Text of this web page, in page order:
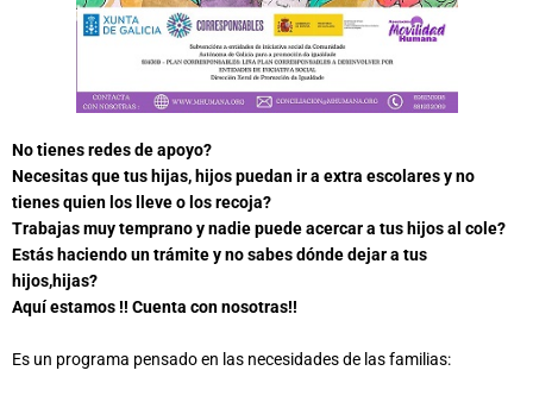
No tienes redes de apoyo?
Necesitas que tus hijas, hijos puedan ir a extra escolares y no
tienes quien los lleve o los recoja?
Trabajas muy temprano y nadie puede acercar a tus hijos al cole?
Estás haciendo un trámite y no sabes dónde dejar a tus
hijos,hijas?
Aquí estamos !! Cuenta con nosotras!!
Es un programa pensado en las necesidades de las familias: